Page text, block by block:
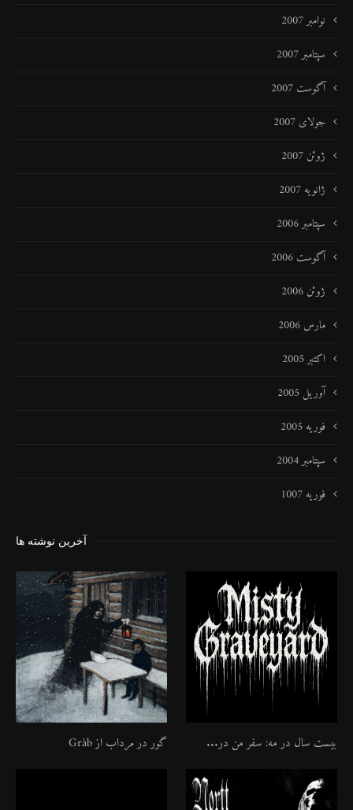
نوامبر 2007
سپتامبر 2007
آگوست 2007
جولای 2007
ژوئن 2007
ژانویه 2007
سپتامبر 2006
آگوست 2006
ژوئن 2006
مارس 2006
اکتبر 2005
آوریل 2005
فوریه 2005
سپتامبر 2004
فوریه 1007
آخرین نوشته ها
بیست سال در مه: سفر من در... گور در مرداب از Gràb